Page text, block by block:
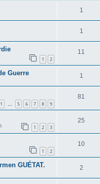
1
1
1 2
11
Guerre 1
1 … 5 6 7 8 9
81
1 2 3
25
1 2
10
GUÉTAT. 2